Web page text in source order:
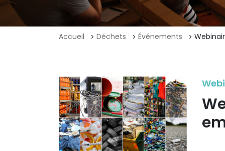
Accueil Déchets Événements